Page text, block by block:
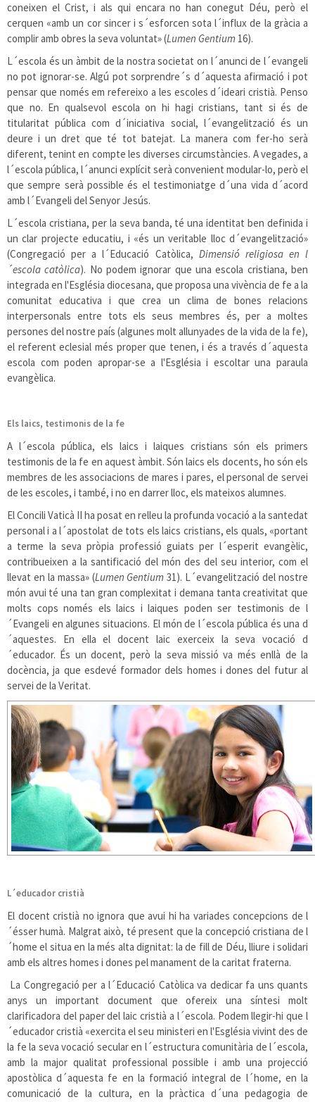
coneixen el Crist, i als qui encara no han conegut Déu, però el
cerquen «amb un cor sincer i s´esforcen sota l´influx de la gràcia a
complir amb obres la seva voluntat» (Lumen Gentium 16).
L´escola és un àmbit de la nostra societat on l´anunci de l´evangeli
no pot ignorar-se. Algú pot sorprendre´s d´aquesta afirmació i pot
pensar que només em refereixo a les escoles d´ideari cristià. Penso
que no. En qualsevol escola on hi hagi cristians, tant si és de
titularitat pública com d´iniciativa social, l´evangelització és un
deure i un dret que té tot batejat. La manera com fer-ho serà
diferent, tenint en compte les diverses circumstàncies. A vegades, a
l´escola pública, l´anunci explícit serà convenient modular-lo, però el
que sempre serà possible és el testimoniatge d´una vida d´acord
amb l´Evangeli del Senyor Jesús.
L´escola cristiana, per la seva banda, té una identitat ben definida i
un clar projecte educatiu, i «és un veritable lloc d´evangelització»
(Congregació per a l´Educació Catòlica, Dimensió religiosa en l
´escola catòlica). No podem ignorar que una escola cristiana, ben
integrada en l'Església diocesana, que proposa una vivència de fe a la
comunitat educativa i que crea un clima de bones relacions
interpersonals entre tots els seus membres és, per a moltes
persones del nostre país (algunes molt allunyades de la vida de la fe),
el referent eclesial més proper que tenen, i és a través d´aquesta
escola com poden apropar-se a l'Església i escoltar una paraula
evangèlica.
Els laics, testimonis de la fe
A l´escola pública, els laics i laiques cristians són els primers
testimonis de la fe en aquest àmbit. Són laics els docents, ho són els
membres de les associacions de mares i pares, el personal de servei
de les escoles, i també, i no en darrer lloc, els mateixos alumnes.
El Concili Vaticà II ha posat en relleu la profunda vocació a la santedat
personal i a l´apostolat de tots els laics cristians, els quals, «portant
a terme la seva pròpia professió guiats per l´esperit evangèlic,
contribueixen a la santificació del món des del seu interior, com el
llevat en la massa» (Lumen Gentium 31). L´evangelització del nostre
món avui té una tan gran complexitat i demana tanta creativitat que
molts cops només els laics i laiques poden ser testimonis de l
´Evangeli en algunes situacions. El món de l´escola pública és una d
´aquestes. En ella el docent laic exerceix la seva vocació d
´educador. És un docent, però la seva missió va més enllà de la
docència, ja que esdevé formador dels homes i dones del futur al
servei de la Veritat.
L´educador cristià
El docent cristià no ignora que avui hi ha variades concepcions de l
´ésser humà. Malgrat això, té present que la concepció cristiana de l
´home el situa en la més alta dignitat: la de fill de Déu, lliure i solidari
amb els altres homes i dones pel manament de la caritat fraterna.
La Congregació per a l´Educació Catòlica va dedicar fa uns quants
anys un important document que ofereix una síntesi molt
clarificadora del paper del laic cristià a l´escola. Podem llegir-hi que l
´educador cristià «exercita el seu ministeri en l'Església vivint des de
la fe la seva vocació secular en l´estructura comunitària de l´escola,
amb la major qualitat professional possible i amb una projecció
apostòlica d´aquesta fe en la formació integral de l´home, en la
comunicació de la cultura, en la pràctica d´una pedagogia de